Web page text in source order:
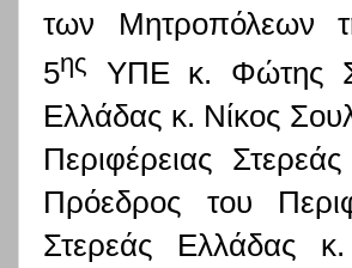
των Μητροπόλεων
5ης
ΥΠΕ κ. Φώτης
Ελλάδας κ. Νίκος
Περιφέρειας
Πρόεδρος του
Στερεάς Ελλάδας